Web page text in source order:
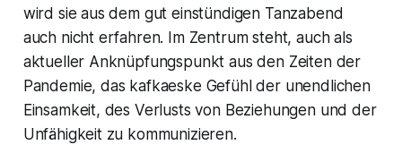
wird sie aus dem gut einstündigen Tanzabend
auch nicht erfahren. Im Zentrum steht, auch als
aktueller Anknüpfungspunkt aus den Zeiten der
Pandemie, das kafkaeske Gefühl der unendlichen
Einsamkeit, des Verlusts von Beziehungen und der
Unfähigkeit zu kommunizieren.